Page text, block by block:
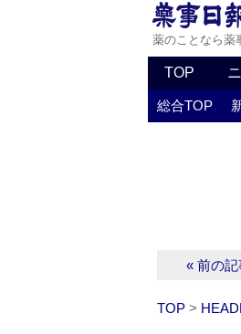
薬のことなら薬
TOP
総合TOP
« 前の記
TOP >